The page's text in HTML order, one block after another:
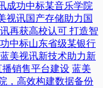
成功中标某音乐学院
视讯国产存储助力国
再获高校认可 打造智
中标山东省级某银行
蓝美视讯新技术助力新
销售平台建设 蓝美
，高效构建数据备份